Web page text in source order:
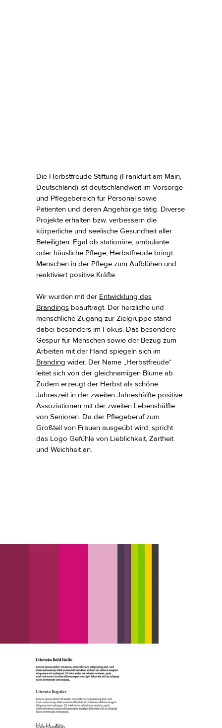
Die Herbstfreude Stiftung (Frankfurt am Main,
Deutschland) ist deutschlandweit im Vorsorge-
und Pflegebereich für Personal sowie
Patienten und deren Angehörige tätig. Diverse
Projekte erhalten bzw. verbessern die
körperliche und seelische Gesundheit aller
Beteiligten. Egal ob stationäre, ambulante
oder häusliche Pflege, Herbstfreude bringt
Menschen in der Pflege zum Aufblühen und
reaktiviert positive Kräfte.
Wir wurden mit der Entwicklung des
Brandingsbeauftragt. Der herzliche und
menschliche Zugang zur Zielgruppe stand
dabei besonders im Fokus. Das besondere
Gespür für Menschen sowie der Bezug zum
Arbeiten mit der Hand spiegeln sich im
Branding wider. Der Name „Herbstfreude“
leitet sich von der gleichnamigen Blume ab.
Zudem erzeugt der Herbst als schöne
Jahreszeit in der zweiten Jahreshälfte positive
Assoziationen mit der zweiten Lebenshälfte
von Senioren. Da der Pflegeberuf zum
Großteil von Frauen ausgeübt wird, spricht
das Logo Gefühle von Lieblichkeit, Zartheit
und Weichheit an.